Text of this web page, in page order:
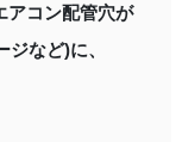
アコン配管穴が
など)に、